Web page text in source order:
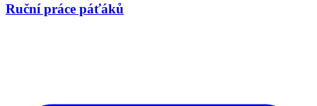
Ruční práce páťáků